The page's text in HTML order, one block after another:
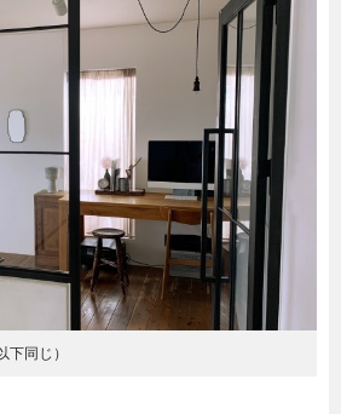
スキル
エンタメ
連載一覧
同じ）